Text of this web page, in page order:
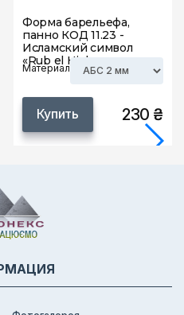
Форма барельефа,
панно КОД 11.23 -
Исламский символ
«Rub el Hizb»
Материал
Купить 230 ₴